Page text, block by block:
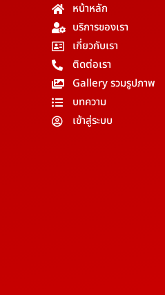
หน้าหลัก
บริการของเรา
เกี่ยวกับเรา
ติดต่อเรา
Gallery รวมรูปภาพ
บทความ
เข้าสู่ระบบ